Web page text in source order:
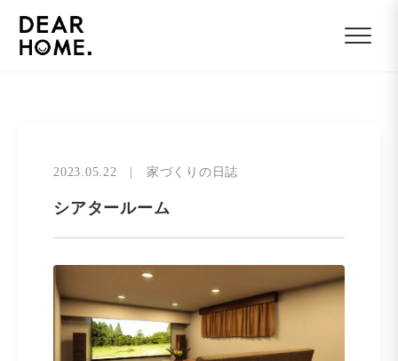
2023.05.22 家づくりの日誌
シアタールーム